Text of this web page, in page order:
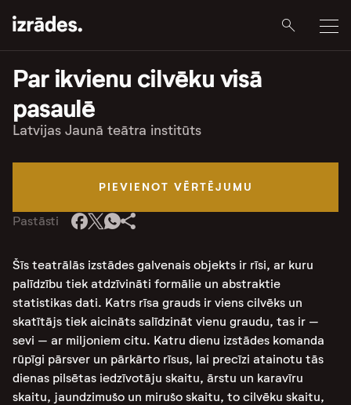
Par ikvienu cilvēku visā
pasaulē
Latvijas Jaunā teātra institūts
PIEVIENOT VĒRTĒJUMU
Pastāsti
Šīs teatrālās izstādes galvenais objekts ir rīsi, ar kuru
palīdzību tiek atdzīvināti formālie un abstraktie
statistikas dati. Katrs rīsa grauds ir viens cilvēks un
skatītājs tiek aicināts salīdzināt vienu graudu, tas ir –
sevi – ar miljoniem citu. Katru dienu izstādes komanda
rūpīgi pārsver un pārkārto rīsus, lai precīzi atainotu tās
dienas pilsētas iedzīvotāju skaitu, ārstu un karavīru
skaitu, jaundzimušo un mirušo skaitu, to cilvēku skaitu,